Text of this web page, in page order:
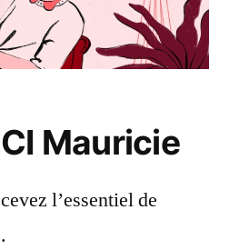
Mauricie
l’essentiel de